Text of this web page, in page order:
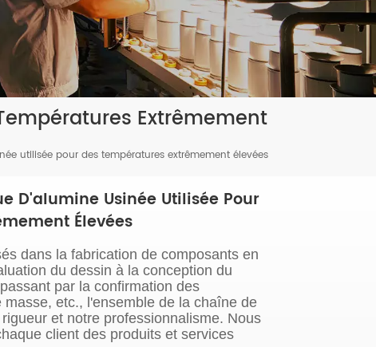
português
한국의
Türkçe
Extrêmement
utilisée pour des températures extrêmement élevées
D'alumine Usinée Utilisée Pour
Élevées
dans la fabrication de composants en
du dessin à la conception du
par la confirmation des
etc., l'ensemble de la chaîne de
et notre professionnalisme. Nous
client des produits et services